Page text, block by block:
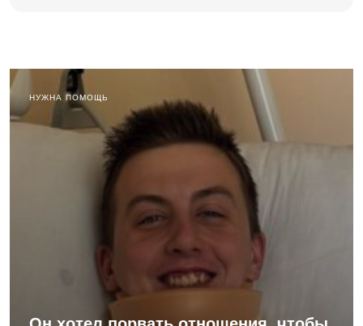
НУЖНА ПОМОЩЬ